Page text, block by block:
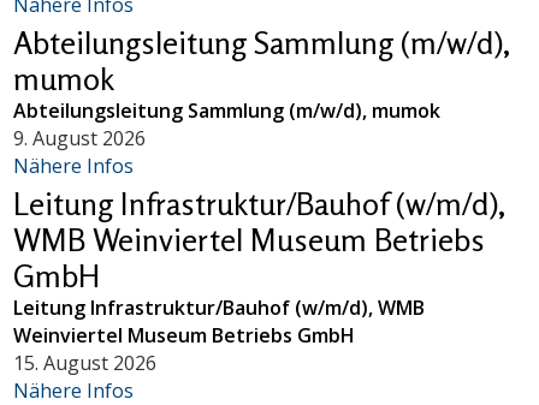
Abteilungsleitung Sammlung (m/w/d),
mumok
Abteilungsleitung Sammlung (m/w/d), mumok
9. August 2026
Nähere Infos
Leitung Infrastruktur/Bauhof (w/m/d),
WMB Weinviertel Museum Betriebs
GmbH
Leitung Infrastruktur/Bauhof (w/m/d), WMB
Weinviertel Museum Betriebs GmbH
15. August 2026
Nähere Infos